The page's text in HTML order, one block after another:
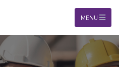
MENU